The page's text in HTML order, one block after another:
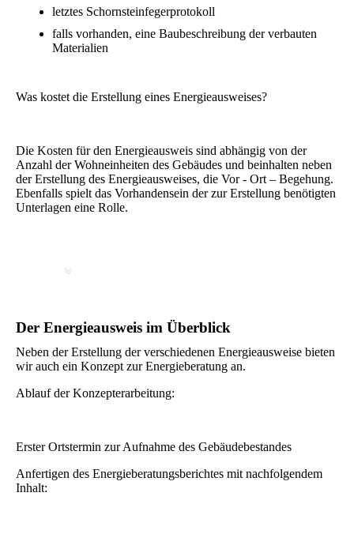
letztes Schornsteinfegerprotokoll
falls vorhanden, eine Baubeschreibung der verbauten
Materialien
Was kostet die Erstellung eines Energieausweises?
Die Kosten für den Energieausweis sind abhängig von der
Anzahl der Wohneinheiten des Gebäudes und beinhalten neben
der Erstellung des Energieausweises, die Vor - Ort – Begehung.
Ebenfalls spielt das Vorhandensein der zur Erstellung benötigten
Unterlagen eine Rolle.
Der Energieausweis im Überblick
Neben der Erstellung der verschiedenen Energieausweise bieten
wir auch ein Konzept zur Energieberatung an.
Ablauf der Konzepterarbeitung:
Erster Ortstermin zur Aufnahme des Gebäudebestandes
Anfertigen des Energieberatungsberichtes mit nachfolgendem
Inhalt: